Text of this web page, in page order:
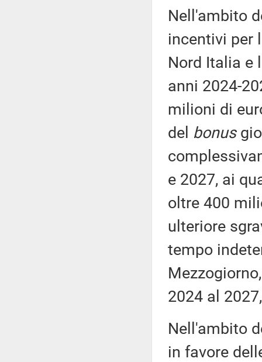
Nell'ambito
incentivi per
Nord Italia e
anni 2024-
milioni di
del bonus
e 2027, ai
oltre 400
ulteriore
tempo
2024 al
Nell'ambito
in favore